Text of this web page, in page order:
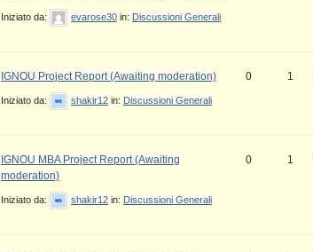
Iniziato da: evarose30 in: Discussioni Generali
IGNOU Project Report (Awaiting moderation)
Iniziato da: shakir12 in: Discussioni Generali
0 1
IGNOU MBA Project Report (Awaiting
moderation)
Iniziato da: shakir12 in: Discussioni Generali
0 1